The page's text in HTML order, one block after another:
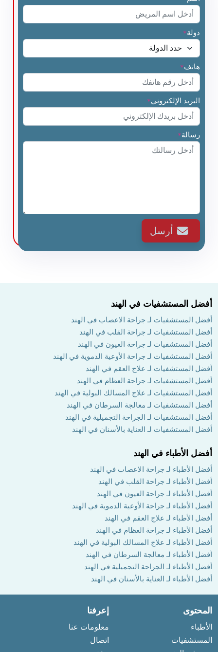
دولة*
هاتف*
البريد الإلكتروني*
رسالة*
أرسل
أفضل المستشفيات في الهند
أفضل المستشفيات لـ جراحة الاعصاب في الهند
أفضل المستشفيات لـ جراحة القلب في الهند
أفضل المستشفيات لـ جراحة العيون في الهند
أفضل المستشفيات لـ جراحة الأوعية الدموية في الهند
أفضل المستشفيات لـ علاج العقم في الهند
أفضل المستشفيات لـ جراحة العظام في الهند
أفضل المستشفيات لـ علاج المسالك البولية في الهند
أفضل المستشفيات لـ معالجة السرطان في الهند
أفضل المستشفيات لـ الجراحة التجميلية في الهند
أفضل المستشفيات لـ العناية بالأسنان في الهند
أفضل الأطباء في الهند
أفضل الأطباء لـ جراحة الاعصاب في الهند
أفضل الأطباء لـ جراحة القلب في الهند
أفضل الأطباء لـ جراحة العيون في الهند
أفضل الأطباء لـ جراحة الأوعية الدموية في الهند
أفضل الأطباء لـ علاج العقم في الهند
أفضل الأطباء لـ جراحة العظام في الهند
أفضل الأطباء لـ علاج المسالك البولية في الهند
أفضل الأطباء لـ معالجة السرطان في الهند
أفضل الأطباء لـ الجراحة التجميلية في الهند
أفضل الأطباء لـ العناية بالأسنان في الهند
المحتوى
الأطباء
المستشفيات
إعرفنا
معلومات عنا
اتصال